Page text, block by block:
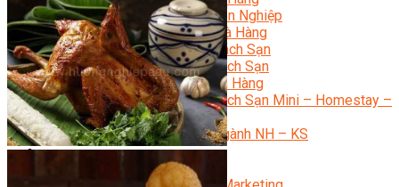
Nghiệp Vụ Lễ Tân Chuyên Nghiệp
Giám Đốc Điều Hành Nhà Hàng
Tiếng Anh Nhà Hàng Khách Sạn
Khởi Sự Kinh Doanh Khách Sạn
Khởi Sự Kinh Doanh Nhà Hàng
Khởi Sự Kinh Doanh Khách Sạn Mini – Homestay –
AirBnB
Kiến Thức & Kỹ Năng Ngành NH – KS
Marketing
Digital Marketing